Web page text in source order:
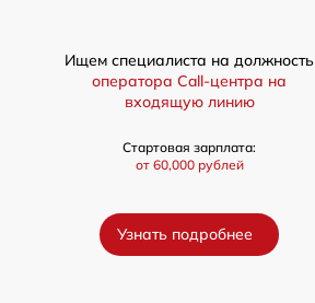
Ищем специалиста на должность
оператора Call-центра на
входящую линию
Стартовая зарплата:
от 60,000 рублей
Узнать подробнее